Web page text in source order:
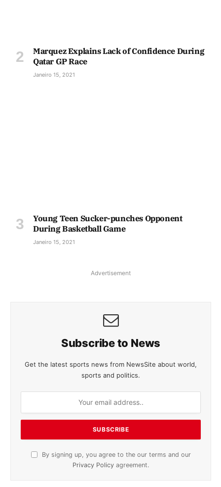
Marquez Explains Lack of Confidence During
Qatar GP Race
Janeiro 15, 2021
Young Teen Sucker-punches Opponent
During Basketball Game
Janeiro 15, 2021
Advertisement
Subscribe to News
Get the latest sports news from NewsSite about world,
sports and politics.
By signing up, you agree to the our terms and our
Privacy Policy agreement.